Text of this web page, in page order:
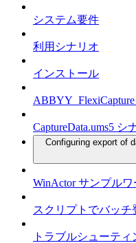
システム要件
利用シナリオ
インストール
CaptureData.ums5
Configuring export of
WinActor サンプル
スクリプトでバッ
トラブルシューティ